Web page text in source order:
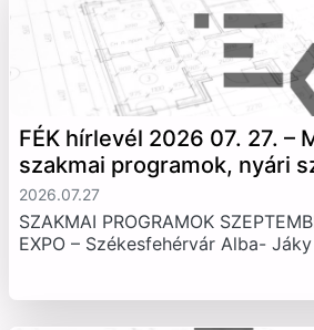
FÉK hírlevél 2026 07. 27. –
szakmai programok, nyári
2026.07.27
SZAKMAI PROGRAMOK
EXPO – Székesfehérvár Alba-